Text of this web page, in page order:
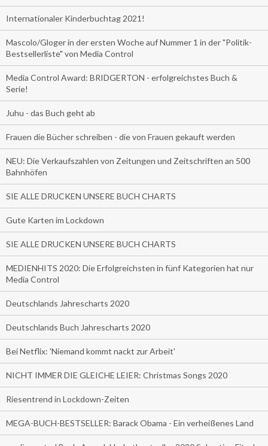
Internationaler Kinderbuchtag 2021!
Mascolo/Gloger in der ersten Woche auf Nummer 1 in der "Politik-
Bestsellerliste" von Media Control
Media Control Award: BRIDGERTON - erfolgreichstes Buch &
Serie!
Juhu - das Buch geht ab
Frauen die Bücher schreiben - die von Frauen gekauft werden
NEU: Die Verkaufszahlen von Zeitungen und Zeitschriften an 500
Bahnhöfen
SIE ALLE DRUCKEN UNSERE BUCH CHARTS
Gute Karten im Lockdown
SIE ALLE DRUCKEN UNSERE BUCH CHARTS
MEDIENHITS 2020: Die Erfolgreichsten in fünf Kategorien hat nur
Media Control
Deutschlands Jahrescharts 2020
Deutschlands Buch Jahrescharts 2020
Bei Netflix: 'Niemand kommt nackt zur Arbeit'
NICHT IMMER DIE GLEICHE LEIER: Christmas Songs 2020
Riesentrend in Lockdown-Zeiten
MEGA-BUCH-BESTSELLER: Barack Obama - Ein verheißenes Land